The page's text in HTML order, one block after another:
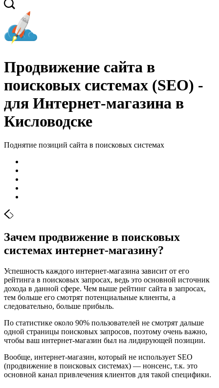
Продвижение сайта в
поисковых системах (SEO) -
для Интернет-магазина в
Кисловодске
Поднятие позиций сайта в поисковых системах
Зачем продвижение в поисковых
системах интернет-магазину?
Успешность каждого интернет-магазина зависит от его
рейтинга в поисковых запросах, ведь это основной источник
дохода в данной сфере. Чем выше рейтинг сайта в запросах,
тем больше его смотрят потенциальные клиенты, а
следовательно, больше прибыль.
По статистике около 90% пользователей не смотрят дальше
одной страницы поисковых запросов, поэтому очень важно,
чтобы ваш интернет-магазин был на лидирующей позиции.
Вообще, интернет-магазин, который не использует SEO
(продвижение в поисковых системах) — нонсенс, т.к. это
основной канал привлечения клиентов для такой специфики.